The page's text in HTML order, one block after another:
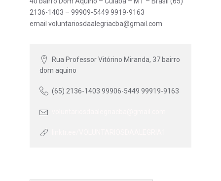
2136-1403 – 99909-5449 9919-9163
email voluntariosdaalegriacba@gmail.com
Rua Professor Vitórino Miranda, 37 bairro
dom aquino
(65) 2136-1403 99906-5449 99919-9163